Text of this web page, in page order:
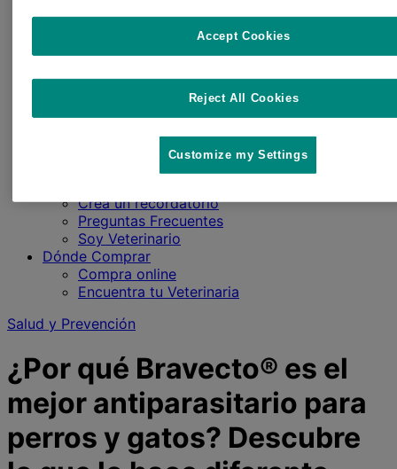
Recursos
Bravecto® Geo ID
Blog: Aprendiendo con Bravecto®
Suscríbete al newsletter
Encuentra el producto y la dosis perfecta
para tu mascota
Crea un recordatorio
Preguntas Frecuentes
Soy Veterinario
Dónde Comprar
Compra online
Encuentra tu Veterinaria
Salud y Prevención
¿Por qué Bravecto® es el
mejor antiparasitario para
perros y gatos? Descubre
Reject All Cookies
Accept Cookies
Customize my Settings